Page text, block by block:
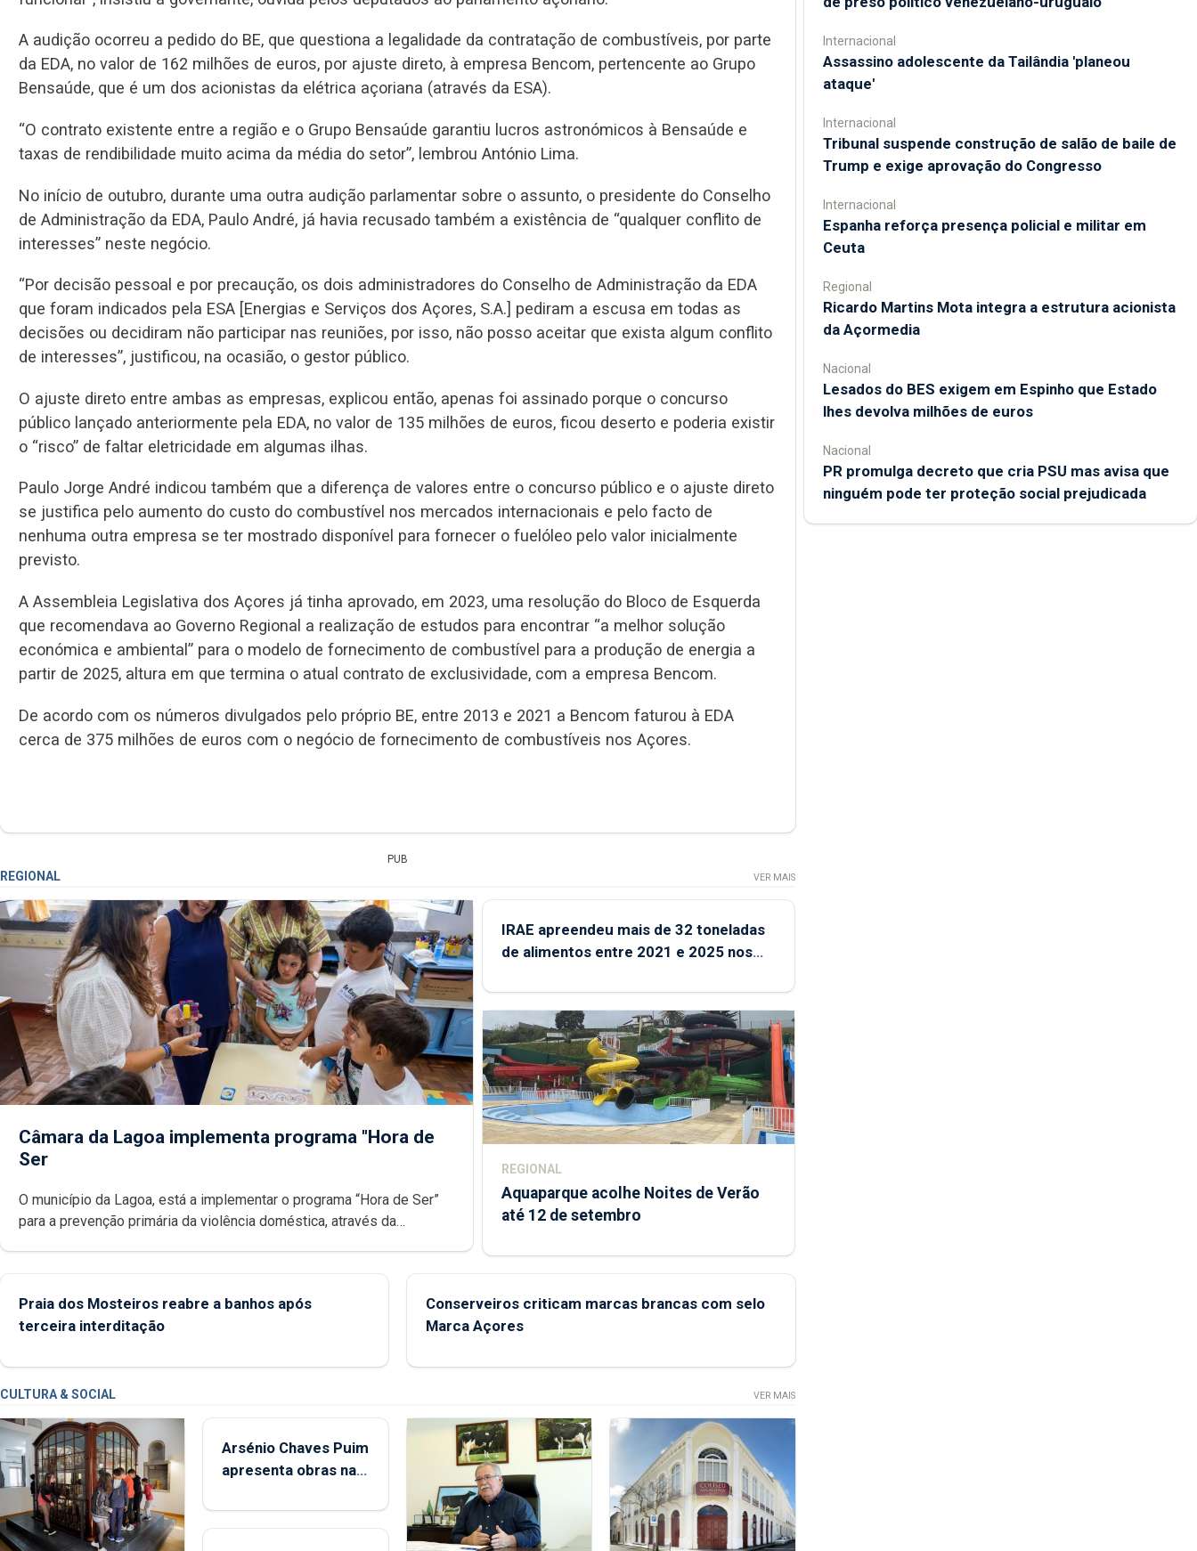
A audição ocorreu a pedido do BE, que questiona a legalidade da contratação de combustíveis, por parte
da EDA, no valor de 162 milhões de euros, por ajuste direto, à empresa Bencom, pertencente ao Grupo
Bensaúde, que é um dos acionistas da elétrica açoriana (através da ESA).
“O contrato existente entre a região e o Grupo Bensaúde garantiu lucros astronómicos à Bensaúde e
taxas de rendibilidade muito acima da média do setor”, lembrou António Lima.
No início de outubro, durante uma outra audição parlamentar sobre o assunto, o presidente do Conselho
de Administração da EDA, Paulo André, já havia recusado também a existência de “qualquer conflito de
interesses” neste negócio.
“Por decisão pessoal e por precaução, os dois administradores do Conselho de Administração da EDA
que foram indicados pela ESA [Energias e Serviços dos Açores, S.A.] pediram a escusa em todas as
decisões ou decidiram não participar nas reuniões, por isso, não posso aceitar que exista algum conflito
de interesses”, justificou, na ocasião, o gestor público.
O ajuste direto entre ambas as empresas, explicou então, apenas foi assinado porque o concurso
público lançado anteriormente pela EDA, no valor de 135 milhões de euros, ficou deserto e poderia existir
o “risco” de faltar eletricidade em algumas ilhas.
Paulo Jorge André indicou também que a diferença de valores entre o concurso público e o ajuste direto
se justifica pelo aumento do custo do combustível nos mercados internacionais e pelo facto de
nenhuma outra empresa se ter mostrado disponível para fornecer o fuelóleo pelo valor inicialmente
previsto.
A Assembleia Legislativa dos Açores já tinha aprovado, em 2023, uma resolução do Bloco de Esquerda
que recomendava ao Governo Regional a realização de estudos para encontrar “a melhor solução
económica e ambiental” para o modelo de fornecimento de combustível para a produção de energia a
partir de 2025, altura em que termina o atual contrato de exclusividade, com a empresa Bencom.
De acordo com os números divulgados pelo próprio BE, entre 2013 e 2021 a Bencom faturou à EDA
cerca de 375 milhões de euros com o negócio de fornecimento de combustíveis nos Açores.
PUB
REGIONAL VER MAIS
Câmara da Lagoa implementa programa "Hora de
Ser
O município da Lagoa, está a implementar o programa “Hora de Ser”
para a prevenção primária da violência doméstica, através da
IRAE apreendeu mais de 32 toneladas
de alimentos entre 2021 e 2025 nos
REGIONAL
Aquaparque acolhe Noites de Verão
até 12 de setembro
Praia dos Mosteiros reabre a banhos após
terceira interditação
Conserveiros criticam marcas brancas com selo
Marca Açores
CULTURA & SOCIAL VER MAIS
Arsénio Chaves Puim
apresenta obras na
Porto
Internacional
Assassino adolescente da Tailândia 'planeou
ataque'
Internacional
Tribunal suspende construção de salão de baile de
Trump e exige aprovação do Congresso
Internacional
Espanha reforça presença policial e militar em
Ceuta
Regional
Ricardo Martins Mota integra a estrutura acionista
da Açormedia
Nacional
Lesados do BES exigem em Espinho que Estado
lhes devolva milhões de euros
Nacional
PR promulga decreto que cria PSU mas avisa que
ninguém pode ter proteção social prejudicada